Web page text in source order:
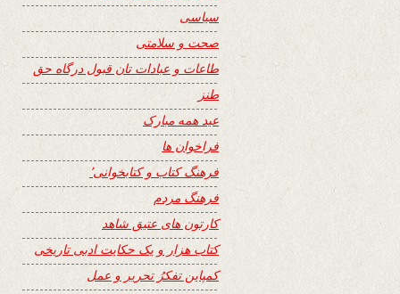
سیاسی
صحت و سلامتی
طاعات و عبادات تان قبول درگاه حق
طنز
عید همه مبارک
فراخوان ها
فرهنگ کتاب و کتابخوانی٬
فرهنگ مردم
کارتون های عتیق شاهد
کتاب هزار و یک حکایت ادبی تاریخی
کمپاین تفکرُ تحریر و عمل